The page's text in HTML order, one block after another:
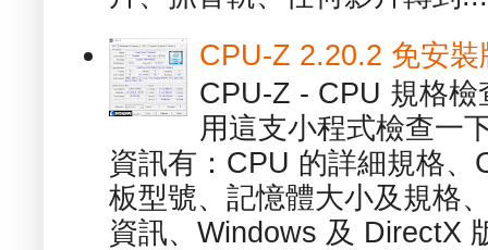
CPU-Z 2.20.2 免安
CPU-Z - CPU 規格
用這支小程式檢查一
資訊有：CPU 的詳細規格
板型號、記憶體大小及規格
資訊、Windows 及 DirectX